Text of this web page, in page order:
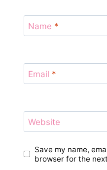
Name *
Email *
Website
Save my name,
browser for the